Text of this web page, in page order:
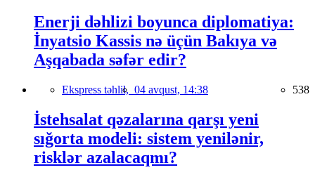
Enerji dəhlizi boyunca diplomatiya:
İnyatsio Kassis nə üçün Bakıya və
Aşqabada səfər edir?
Ekspress təhlil, 04 avqust, 14:38 538
İstehsalat qəzalarına qarşı yeni
sığorta modeli: sistem yenilənir,
risklər azalacaqmı?